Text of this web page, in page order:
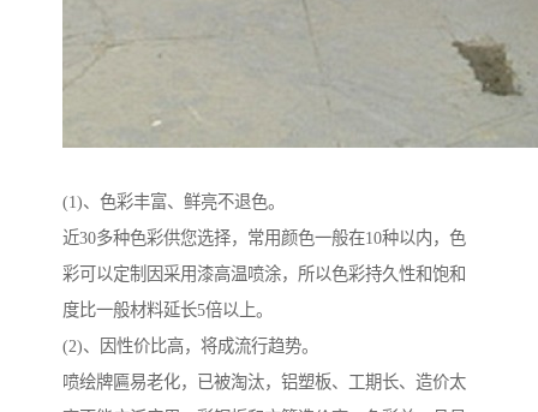
(1)、色彩丰富、鲜亮不退色。
近30多种色彩供您选择，常用颜色一般在10种以内，色
彩可以定制因采用漆高温喷涂，所以色彩持久性和饱和
度比一般材料延长5倍以上。
(2)、因性价比高，将成流行趋势。
喷绘牌匾易老化，已被淘汰，铝塑板、工期长、造价太